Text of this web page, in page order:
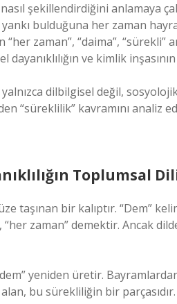
şekillendirdiğini anlamaya
bulduğuna her zaman
zaman”, “daima”, “sürekli”
ve kimlik
dilbilgisel değil,
“süreklilik” kavramını analiz
Toplumsal
taşınan bir kalıptır. “Dem”
“her zaman” demektir. Ancak
yeniden üretir.
bu sürekliliğin bir